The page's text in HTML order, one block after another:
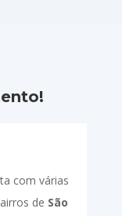
com várias
de São